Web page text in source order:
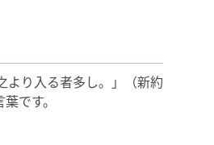
より入る者多し。」（新約
です。